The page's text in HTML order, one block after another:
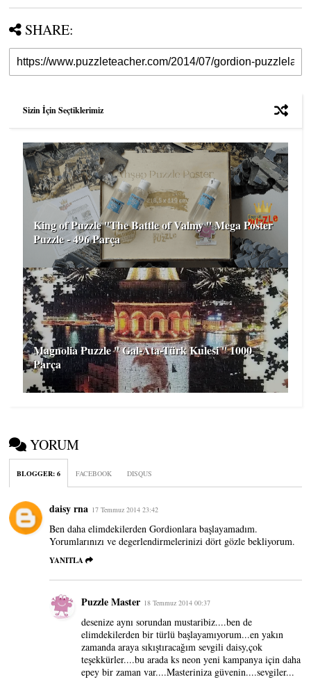
SHARE:
Sizin İçin Seçtiklerimiz
King of Puzzle ''The Battle of Valmy '' Mega Poster
Puzzle - 496 Parça
Magnolia Puzzle '' Gal-Ata-Türk Kulesi '' 1000
Parça
YORUM
BLOGGER:6 FACEBOOK DISQUS
daisy rna 17 Temmuz 2014 23:42
Ben daha elimdekilerden Gordionlara başlayamadım.
Yorumlarınızı ve degerlendirmelerinizi dört gözle bekliyorum.
YANITLA
Puzzle Master 18 Temmuz 2014 00:37
desenize aynı sorundan mustaribiz....ben de
elimdekilerden bir türlü başlayamıyorum...en yakın
zamanda araya sıkıştıracağım sevgili daisy,çok
teşekkürler....bu arada ks neon yeni kampanya için daha
epey bir zaman var....Masteriniza güvenin....sevgiler...